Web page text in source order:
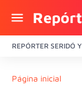
REPÓRTER SERIDÓ
Página inicial